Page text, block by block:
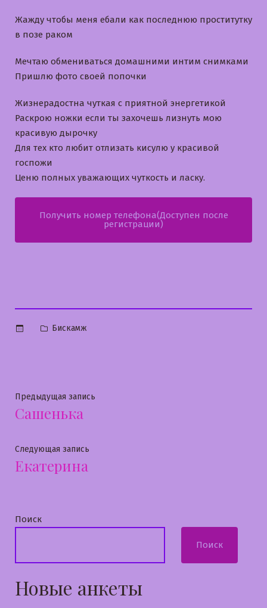
Жажду чтобы меня ебали как последнюю проститутку
в позе раком
Мечтаю обмениваться домашними интим снимками
Пришлю фото своей попочки
Жизнерадостна чуткая с приятной энергетикой
Раскрою ножки если ты захочешь лизнуть мою
красивую дырочку
Для тех кто любит отлизать кисулю у красивой
госпожи
Ценю полных уважающих чуткость и ласку.
Получить номер телефона(Доступен после
регистрации)
Опубликовано
Бискамж
Навигация
по
записям
Предыдущая запись
Сашенька
Следующая запись
Екатерина
Поиск
Поиск
Новые анкеты